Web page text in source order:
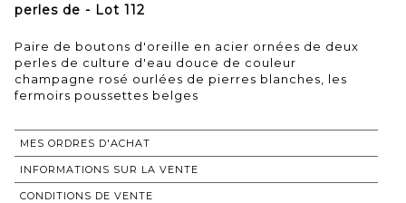
perles de - Lot 112
Paire de boutons d'oreille en acier ornées de deux
perles de culture d'eau douce de couleur
champagne rosé ourlées de pierres blanches, les
MES ORDRES D'ACHAT
INFORMATIONS SUR LA VENTE
CONDITIONS DE VENTE